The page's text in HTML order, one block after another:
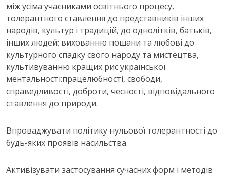
між усіма учасниками освітнього процесу,
толерантного ставлення до представників інших
народів, культур і традицій, до однолітків, батьків,
інших людей; вихованню пошани та любові до
культурного спадку свого народу та мистецтва,
культивуванню кращих рис української
ментальності:працелюбності, свободи,
справедливості, доброти, чесності, відповідального
ставлення до природи.
Впроваджувати політику нульової толерантності до
будь-яких проявів насильства.
Активізувати застосування сучасних форм і методів